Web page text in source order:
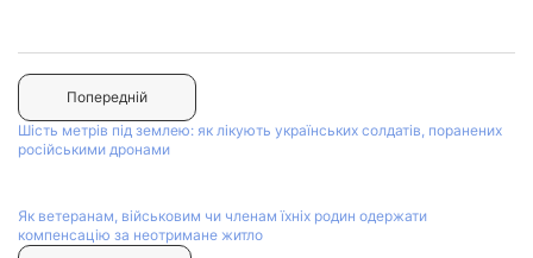
Попередній
Шість метрів під землею: як лікують українських солдатів, поранених
російськими дронами
Як ветеранам, військовим чи членам їхніх родин одержати
компенсацію за неотримане житло